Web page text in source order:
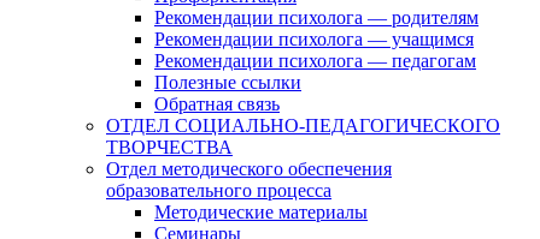
Рекомендации психолога — родителям
Рекомендации психолога — учащимся
Рекомендации психолога — педагогам
Полезные ссылки
Обратная связь
ОТДЕЛ СОЦИАЛЬНО-ПЕДАГОГИЧЕСКОГО
ТВОРЧЕСТВА
Отдел методического обеспечения
образовательного процесса
Методические материалы
Семинары